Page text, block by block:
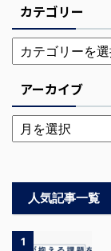
カテゴリー
アーカイブ
人気記事一覧
1